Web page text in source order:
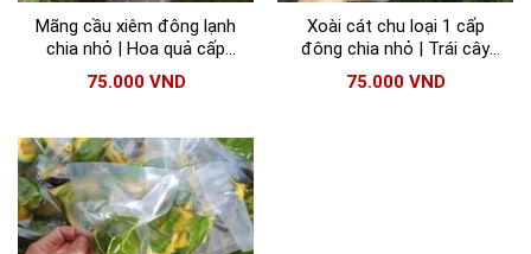
Mãng cầu xiêm đông lạnh
chia nhỏ | Hoa quả cấp
đông chất lượng
75.000 VND
Xoài cát chu loại 1 cấp
đông chia nhỏ | Trái cây
đông lạnh chất lượng
75.000 VND